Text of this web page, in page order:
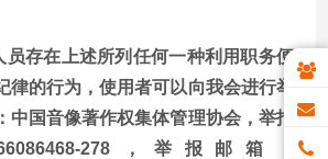
员存在上述所列任何一种利用职务便
律的行为，使用者可以向我会进行举
中国音像著作权集体管理协会，举报
66086468-278，举报邮箱：